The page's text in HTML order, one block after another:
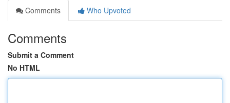
Comments
Who Upvoted
Comments
Submit a Comment
No HTML